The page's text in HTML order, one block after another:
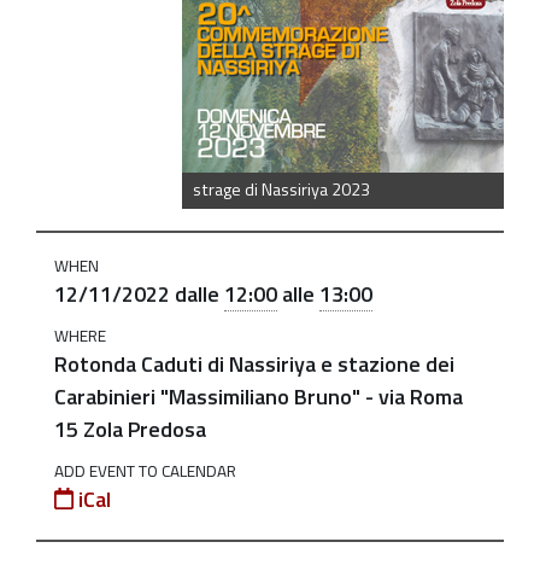
strage di Nassiriya 2023
Commemorazione
Nassiriya
2022-
11-
12T12:00:00+01:00
2022-
11-
WHEN
12/11/2022 dalle 12:00alle 13:00
WHERE
Rotonda Caduti di Nassiriya e stazione dei
Carabinieri "Massimiliano Bruno" - via Roma
15 Zola Predosa
ADD EVENT TO CALENDAR
iCal